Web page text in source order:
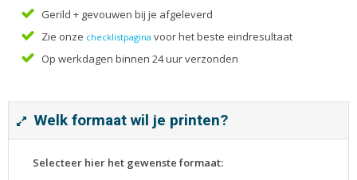
Rapporten/Verslagen
Rouwkaarten
Scripties
Tijdschriften
Verhuiskaarten
Gerild + gevouwen bij je afgeleverd
Zie onze checklistpagina voor het beste eindresultaat
Op werkdagen binnen 24 uur verzonden
Welk formaat wil je printen?
Selecteer hier het gewenste formaat: